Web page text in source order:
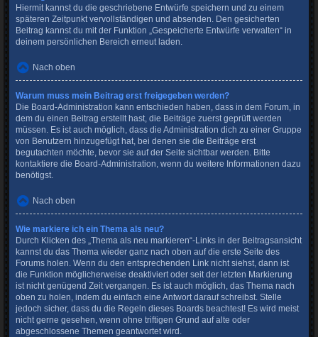
Hiermit kannst du die geschriebene Entwürfe speichern und zu einem
späteren Zeitpunkt vervollständigen und absenden. Den gesicherten
Beitrag kannst du mit der Funktion „Gespeicherte Entwürfe verwalten“ in
deinem persönlichen Bereich erneut laden.
Nach oben
Warum muss mein Beitrag erst freigegeben werden?
Die Board-Administration kann entschieden haben, dass in dem Forum, in
dem du einen Beitrag erstellt hast, die Beiträge zuerst geprüft werden
müssen. Es ist auch möglich, dass die Administration dich zu einer Gruppe
von Benutzern hinzugefügt hat, bei denen sie die Beiträge erst
begutachten möchte, bevor sie auf der Seite sichtbar werden. Bitte
kontaktiere die Board-Administration, wenn du weitere Informationen dazu
benötigst.
Nach oben
Wie markiere ich ein Thema als neu?
Durch Klicken des „Thema als neu markieren“-Links in der Beitragsansicht
kannst du das Thema wieder ganz nach oben auf die erste Seite des
Forums holen. Wenn du den entsprechenden Link nicht siehst, dann ist
die Funktion möglicherweise deaktiviert oder seit der letzten Markierung
ist nicht genügend Zeit vergangen. Es ist auch möglich, das Thema nach
oben zu holen, indem du einfach eine Antwort darauf schreibst. Stelle
jedoch sicher, dass du die Regeln dieses Boards beachtest! Es wird meist
nicht gerne gesehen, wenn ohne triftigen Grund auf alte oder
abgeschlossene Themen geantwortet wird.